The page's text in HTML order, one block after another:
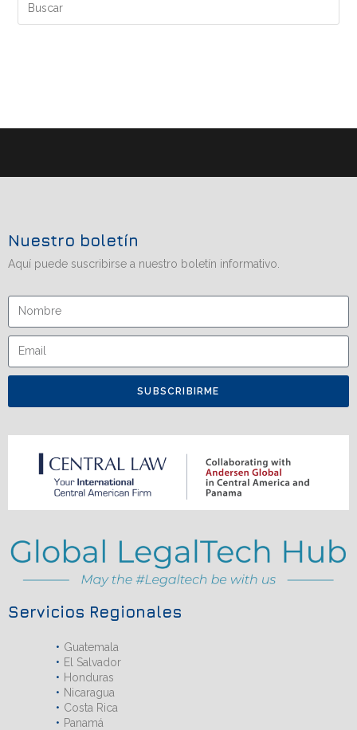
Nuestro boletín
Aquí puede suscribirse a nuestro boletín informativo.
SUBSCRIBIRME
Servicios Regionales
Guatemala
El Salvador
Honduras
Nicaragua
Costa Rica
Panamá